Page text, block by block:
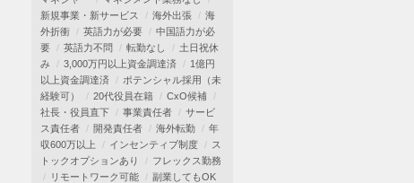
新規事業・新サービス
海外出張
海
外折衝
英語力が必要
中国語力が必
要
英語力不問 転勤なし
土日祝休
み
3,000万円以上資金調達済
1億円
以上資金調達済
ポテンシャル採用（未
経験可）
20代役員在籍
CxO候補
社長・役員直下
事業責任者
サービ
ス責任者
開発責任者 海外転勤
年
収600万以上
インセンティブ制度
ス
トックオプションあり
フレックス勤務
リモートワーク可能
副業してもOK